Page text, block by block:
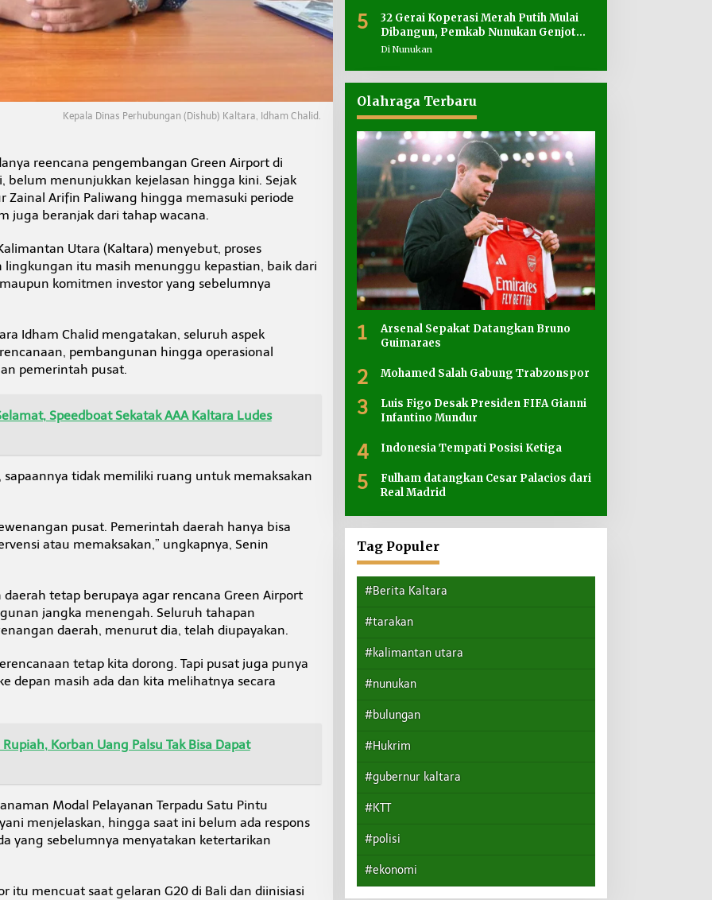
Kepala Dinas Perhubungan (Dishub) Kaltara, Idham Chalid.
reencana pengembangan Green Airport di
belum menunjukkan kejelasan hingga kini. Sejak
Zainal Arifin Paliwang hingga memasuki periode
juga beranjak dari tahap wacana.
Utara (Kaltara) menyebut, proses
itu masih menunggu kepastian, baik dari
komitmen investor yang sebelumnya
Idham Chalid mengatakan, seluruh aspek
pembangunan hingga operasional
pemerintah pusat.
Speedboat Sekatak AAA Kaltara Ludes
tidak memiliki ruang untuk memaksakan
pusat. Pemerintah daerah hanya bisa
atau memaksakan,” ungkapnya, Senin
tetap berupaya agar rencana Green Airport
jangka menengah. Seluruh tahapan
daerah, menurut dia, telah diupayakan.
tetap kita dorong. Tapi pusat juga punya
depan masih ada dan kita melihatnya secara
Korban Uang Palsu Tak Bisa Dapat
Modal Pelayanan Terpadu Satu Pintu
menjelaskan, hingga saat ini belum ada respons
yang sebelumnya menyatakan ketertarikan
itu mencuat saat gelaran G20 di Bali dan diinisiasi
5
32 Gerai Koperasi Merah Putih Mulai
Dibangun, Pemkab Nunukan Genjot
Penyediaan Lahan
Di Nunukan
Olahraga Terbaru
1
Arsenal Sepakat Datangkan Bruno
Guimaraes
2 Mohamed Salah Gabung Trabzonspor
3
Luis Figo Desak Presiden FIFA Gianni
Infantino Mundur
4 Indonesia Tempati Posisi Ketiga
5
Fulham datangkan Cesar Palacios dari
Real Madrid
Tag Populer
#Berita Kaltara
#tarakan
#kalimantan utara
#nunukan
#bulungan
#Hukrim
#gubernur kaltara
#KTT
#polisi
#ekonomi